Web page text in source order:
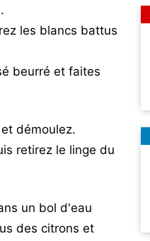
les blancs battus
beurré et faites
démoulez.
retirez le linge du
un bol d'eau
des citrons et